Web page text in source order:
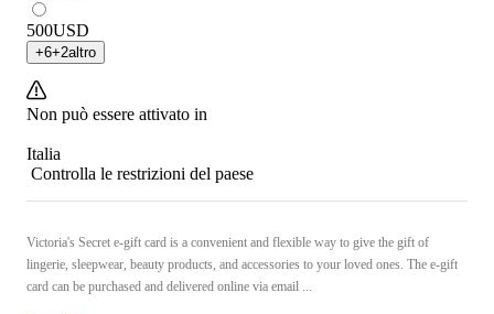
500USD
+6+2altro
Non può essere attivato in
Italia
Controlla le restrizioni del paese
Victoria's Secret e-gift card is a convenient and flexible way to give the gift of
lingerie, sleepwear, beauty products, and accessories to your loved ones. The e-gift
card can be purchased and delivered online via email ...